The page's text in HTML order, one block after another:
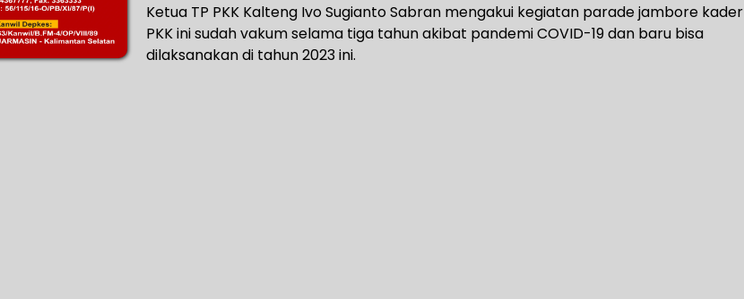
Ketua TP PKK Kalteng Ivo Sugianto Sabran mengakui kegiatan parade jambore kader
PKK ini sudah vakum selama tiga tahun akibat pandemi COVID-19 dan baru bisa
dilaksanakan di tahun 2023 ini.